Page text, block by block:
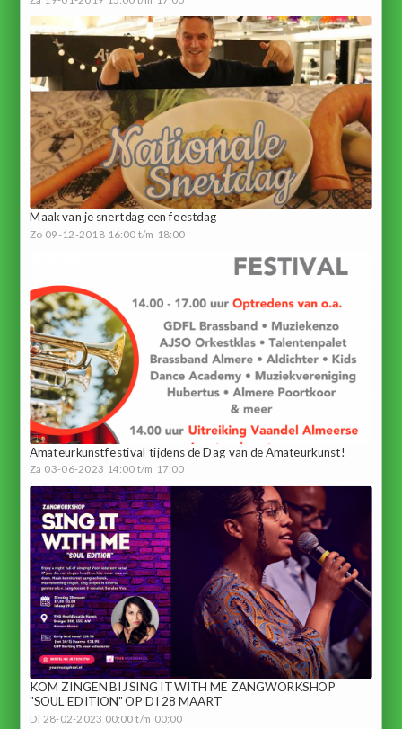
Maak van je snertdag een feestdag
Zo 09-12-2018 16:00 t/m 18:00
Amateurkunstfestival tijdens de Dag van de Amateurkunst!
Za 03-06-2023 14:00 t/m 17:00
KOM ZINGEN BIJ SING IT WITH ME ZANGWORKSHOP
"SOUL EDITION" OP DI 28 MAART
Di 28-02-2023 00:00 t/m 00:00